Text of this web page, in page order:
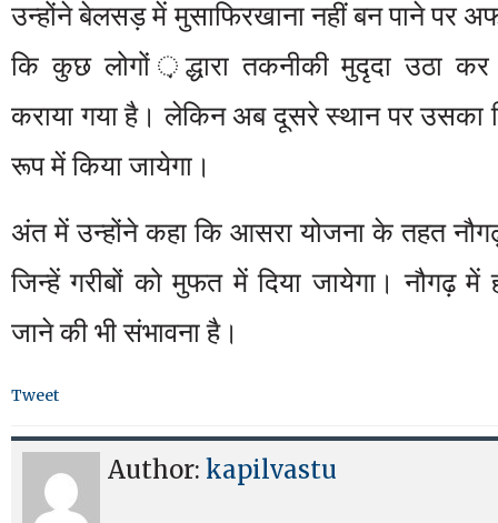
उन्होंने बेलसड़ में मुसाफिरखाना नहीं बन पाने पर
कि कुछ लोगों ़द्धारा तकनीकी मुदृदा उठा कर
कराया गया है। लेकिन अब दूसरे स्थान पर उसका
रूप में किया जायेगा।
अंत में उन्होंने कहा कि आसरा योजना के तहत
जिन्हें गरीबों को मुफत में दिया जायेगा। नौगढ़ में
जाने की भी संभावना है।
Tweet
Author: kapilvastu